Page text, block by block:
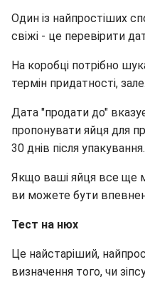
Один із найпростіших
свіжі - це перевірити
На коробці потрібно
термін придатності,
Дата "продати до"
пропонувати яйця для
30 днів після упакування.
Якщо ваші яйця все ще
ви можете бути
Тест на нюх
Це найстаріший,
визначення того, чи